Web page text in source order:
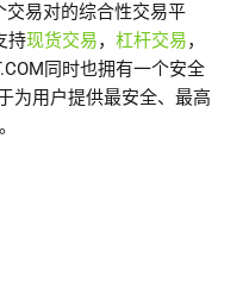
交易对的综合性交易平
持现货交易， 杠杆交易，
同时也拥有一个安全
为用户提供最安全、最高